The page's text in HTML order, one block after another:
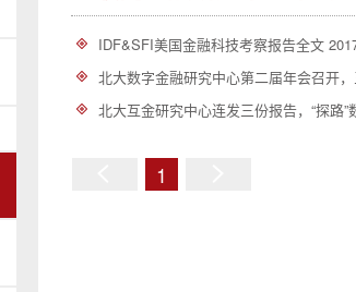
IDF&SFI美国金融科技考察报告全文
北大数字金融研究中心第二届年会召开
北大互金研究中心连发三份报告，“探路
1